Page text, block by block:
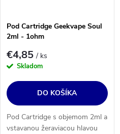
o
d
u
k
t
o
v
o
d
u
k
t
o
v
Pod Cartridge Geekvape Soul
2ml - 1ohm
€4,85/ ks
Skladom
DO KOŠÍKA
Pod Cartridge s objemom 2ml a
vstavanou žeraviacou hlavou